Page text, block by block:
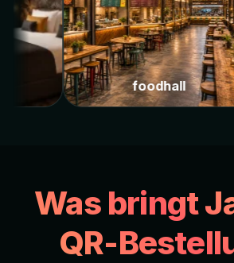
foodhall
Was bringt
QR-